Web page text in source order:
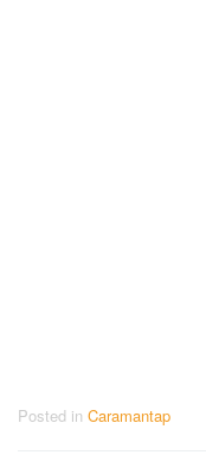
Posted in Caramantap